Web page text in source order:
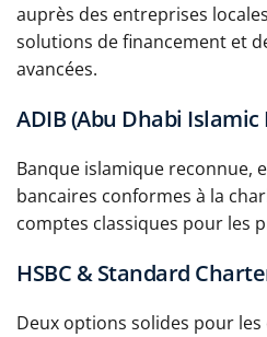
auprès des entreprises
solutions de financement et
avancées.
ADIB (Abu Dhabi Islamic
Banque islamique reconnue,
bancaires conformes à la
comptes classiques pour les
HSBC & Standard
Deux options solides pour